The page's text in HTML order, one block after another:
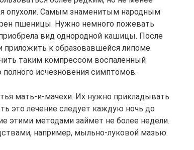
опухоли. Самым знаменитым народным
пшеницы. Нужно немного пожевать
вид однородной кашицы. После
к образовавшейся липоме.
таким компрессом воспаленный
исчезновения симптомов.
мать-и-мачехи. Их нужно прикладывать
это лечение следует каждую ночь до
этими методами займет не более недели.
например, мыльно-луковой мазью.